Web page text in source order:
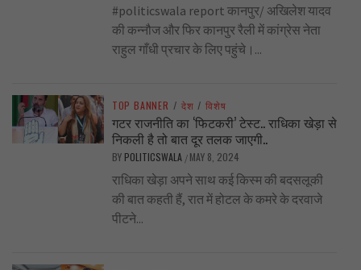
#politicswala report कानपुर/ अखिलेश यादव
की कन्नौज और फिर कानपुर रैली में कांग्रेस नेता
राहुल गाँधी प्रचार के लिए पहुंचे।...
TOP BANNER / देश / विशेष
गटर राजनीति का ‘फिटकरी’ टेस्ट.. राधिका खेड़ा से
निकली है तो बात दूर तलक जाएगी..
BY POLITICSWALA / MAY 8, 2024
राधिका खेड़ा अपने साथ कई किस्म की बदसलूकी
की बात कहती हैं, रात में होटल के कमरे के दरवाजे
पीटने...